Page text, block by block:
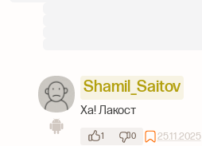
Shamil_Saitov
Ха! Лакост
1 0 25.11.2025